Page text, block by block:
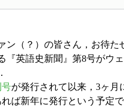
（？）の皆さん，お待た
『英語史新聞』第8号がウ
号が発行されて以来，3ヶ
ば新年に発行という予定